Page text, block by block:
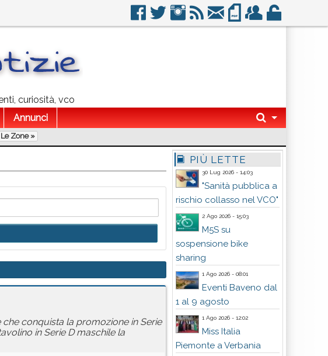
curiosità, vco
Annunci
Zone »
conquista la promozione in Serie
in Serie D maschile la
PIÙ LETTE
30 Lug 2026 - 14:03
"Sanità pubblica a
rischio collasso nel VCO"
2 Ago 2026 - 15:03
M5S su
sospensione bike
sharing
1 Ago 2026 - 08:01
Eventi Baveno dal
1 al 9 agosto
1 Ago 2026 - 12:02
Miss Italia
Piemonte a Verbania